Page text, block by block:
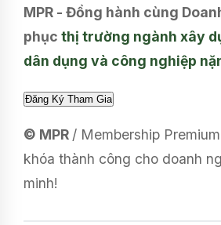
MPR - Đồng hành cùng
phục thị trường ngành xây
dân dụng và công nghiệp
© MPR / Membership
khóa thành công cho doanh
minh!